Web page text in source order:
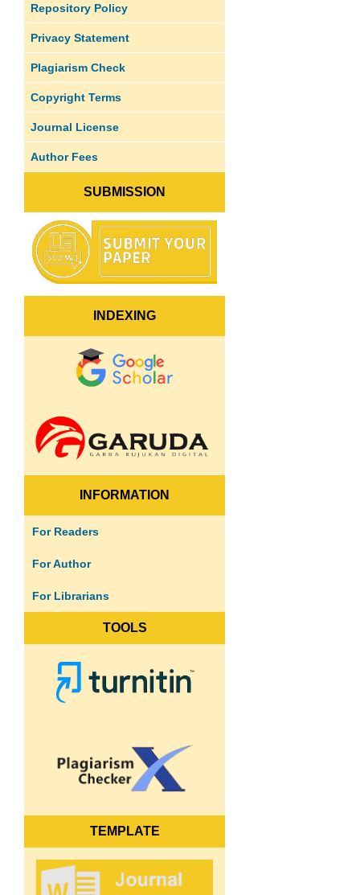
Repository Policy
Privacy Statement
Plagiarism Check
Copyright Terms
Journal License
Author Fees
SUBMISSION
INDEXING
INFORMATION
For Readers
For Author
For Librarians
TOOLS
TEMPLATE